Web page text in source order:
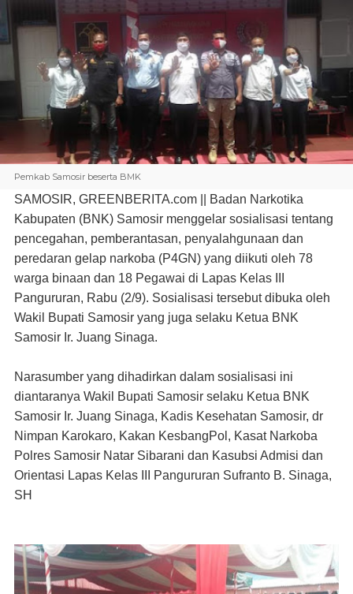
Pemkab Samosir beserta BMK
SAMOSIR, GREENBERITA.com ||
Badan Narkotika
Kabupaten (BNK) Samosir menggelar sosialisasi tentang
pencegahan, pemberantasan, penyalahgunaan dan
peredaran gelap narkoba (P4GN) yang diikuti oleh 78
warga binaan dan 18 Pegawai di Lapas Kelas III
Pangururan, Rabu (2/9). Sosialisasi tersebut dibuka oleh
Wakil Bupati Samosir yang juga selaku Ketua BNK
Samosir Ir. Juang Sinaga.
Narasumber yang dihadirkan dalam sosialisasi ini
diantaranya Wakil Bupati Samosir selaku Ketua BNK
Samosir Ir. Juang Sinaga, Kadis Kesehatan Samosir, dr
Nimpan Karokaro, Kakan KesbangPol, Kasat Narkoba
Polres Samosir Natar Sibarani dan Kasubsi Admisi dan
Orientasi Lapas Kelas III Pangururan Sufranto B. Sinaga,
SH